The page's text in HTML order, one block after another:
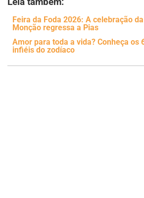
Feira da Foda 2026: A celebração
Monção regressa a Pias
Amor para toda a vida? Conheça os
infiéis do zodíaco